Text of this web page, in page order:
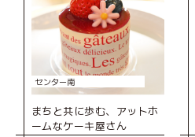
センター南
まちと共に歩む、アットホ
ームなケーキ屋さん